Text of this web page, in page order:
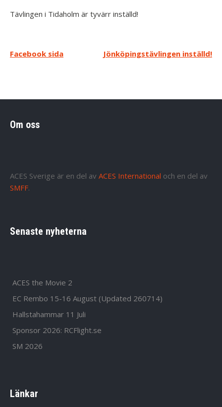
Tävlingen i Tidaholm är tyvärr inställd!
Inläggsnavigering
Facebook sida Jönköpingstävlingen inställd!
Om oss
ACES Sverige är en del av ACES International och en del av
SMFF.
Senaste nyheterna
ACES the Movie 2
EC Rembo 15-16 August (Updated 260714)
Hallstahammar 11 Juli
Sponsor 2026: RCFlight.se
SM 2026
Länkar